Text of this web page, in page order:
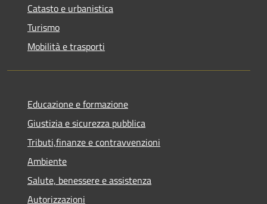
Catasto e urbanistica
Turismo
Mobilità e trasporti
Educazione e formazione
Giustizia e sicurezza pubblica
Tributi,finanze e contravvenzioni
Ambiente
Salute, benessere e assistenza
Autorizzazioni